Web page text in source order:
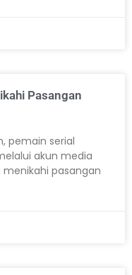
Pasangan
pemain serial
akun media
pasangan